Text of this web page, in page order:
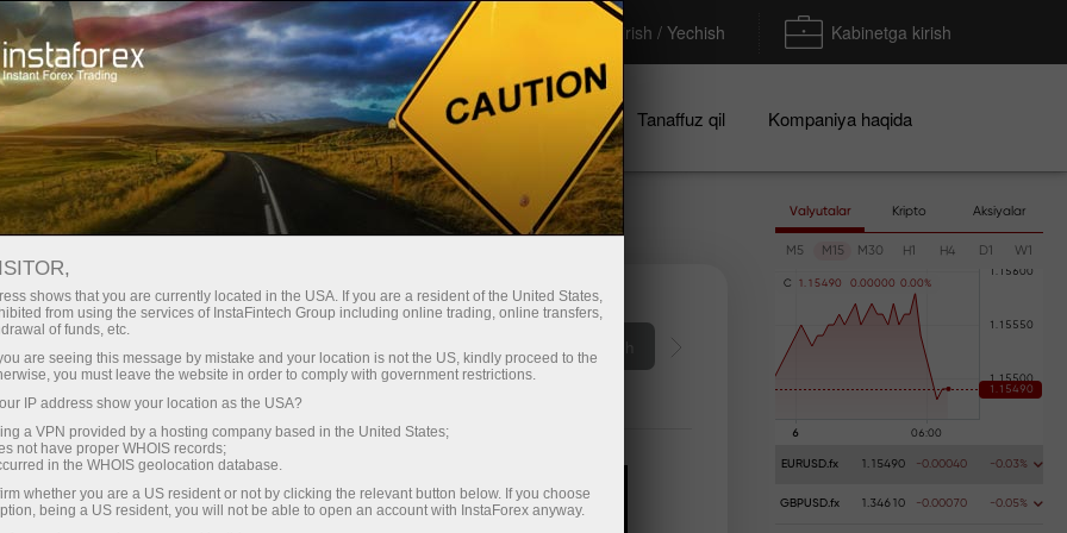
Hisob-varag'ini tez ochish Savdo platformasi To'ldirish / Yechish Kabinetga kirish
Endi ish
uchun
Investorlar uchun Hamkorlar uchun Promoaksiyalar Tanaffuz qil Kompaniya haqida
Трампа и
Valyutalar Kripto Aksiyalar
M5 M15 M30 H1 H4 D1 W1
C 1 . 1 5490 0 .00000 0 .00%
EURUSD.fx 1.15490 -0.00040 -0.03%
GBPUSD.fx 1.34610 -0.00070 -0.05%
shows that you are currently located in the USA. If you are a resident of the United States,
from using the services of InstaFintech Group including online trading, online transfers,
of funds, etc.
are seeing this message by mistake and your location is not the US, kindly proceed to the
you must leave the website in order to comply with government restrictions.
IP address show your location as the USA?
a VPN provided by a hosting company based in the United States;
not have proper WHOIS records;
in the WHOIS geolocation database.
whether you are a US resident or not by clicking the relevant button below. If you choose
being a US resident, you will not be able to open an account with InstaForex anyway.